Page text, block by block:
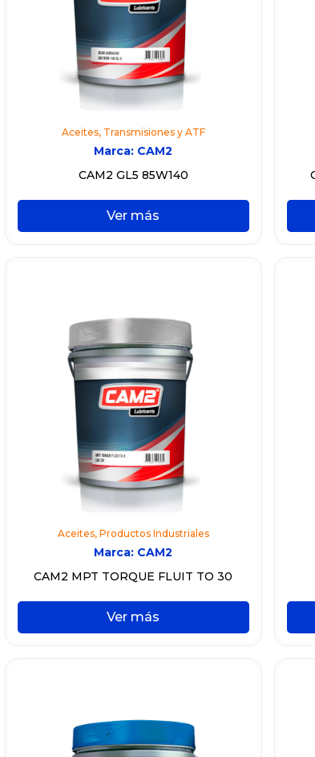
Aceites, Transmisiones y ATF
Marca: CAM2
CAM2 GL5 85W140
Ver más
Aceites, Productos Industriales
Marca: CAM2
CAM2 MPT TORQUE FLUIT TO 30
Ver más